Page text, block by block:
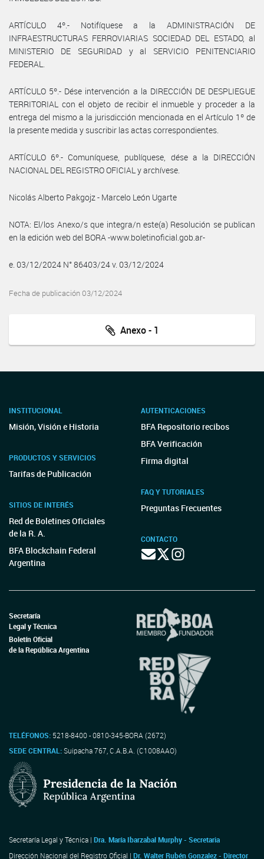
ARTÍCULO 4º.- Notifíquese a la ADMINISTRACIÓN DE
INFRAESTRUCTURAS FERROVIARIAS SOCIEDAD DEL ESTADO, al
MINISTERIO DE SEGURIDAD y al SERVICIO PENITENCIARIO
FEDERAL.
ARTÍCULO 5º.- Dése intervención a la DIRECCIÓN DE DESPLIEGUE
TERRITORIAL con el objeto de recibir el inmueble y proceder a la
entrega del mismo a la jurisdicción mencionada en el Artículo 1º de
la presente medida y suscribir las actas correspondientes.
ARTÍCULO 6º.- Comuníquese, publíquese, dése a la DIRECCIÓN
NACIONAL DEL REGISTRO OFICIAL y archívese.
Nicolás Alberto Pakgojz - Marcelo León Ugarte
NOTA: El/los Anexo/s que integra/n este(a) Resolución se publican
en la edición web del BORA -www.boletinoficial.gob.ar-
e. 03/12/2024 N° 86403/24 v. 03/12/2024
Fecha de publicación 03/12/2024
Anexo - 1
INSTITUCIONAL
Misión, Visión e Historia
PRODUCTOS Y SERVICIOS
Tarifas de Publicación
SITIOS DE INTERÉS
Red de Boletines Oficiales
de la R. A.
BFA Blockchain Federal
Argentina
AUTENTICACIONES
BFA Repositorio recibos
BFA Verificación
Firma digital
FAQ Y TUTORIALES
Preguntas Frecuentes
CONTACTO
Secretaría
Legal y Técnica
Boletín Oficial
de la República Argentina
TELÉFONOS: 5218-8400 - 0810-345-BORA (2672)
SEDE CENTRAL:Suipacha 767, C.A.B.A. (C1008AAO)
Secretaría Legal y Técnica | Dra. María Ibarzabal Murphy - Secretaria
Dirección Nacional del Registro Oficial | Dr. Walter Rubén Gonzalez - Director